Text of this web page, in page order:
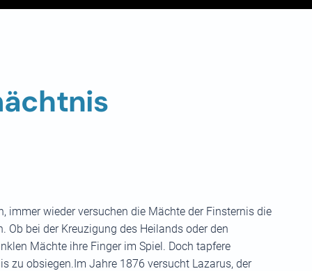
immer wieder versuchen die Mächte der Finsternis die
bei der Kreuzigung des Heilands oder den
Mächte ihre Finger im Spiel. Doch tapfere
zu obsiegen.Im Jahre 1876 versucht Lazarus, der